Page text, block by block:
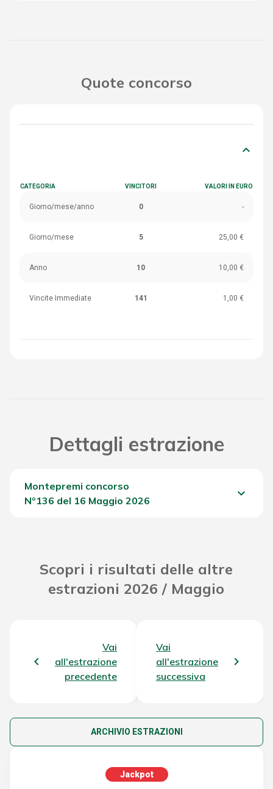
Quote concorso
keyboard_arrow_down
CATEGORIA VINCITORI VALORI IN EURO
Giorno/mese/anno 0 -
Giorno/mese 5 25,00 €
Anno 10 10,00 €
Vincite Immediate 141 1,00 €
Dettagli estrazione
Montepremi concorso
Nº136 del 16 Maggio 2026
keyboard_arrow_down
Scopri i risultati delle altre
estrazioni 2026 / Maggio
Vai
all'estrazione
precedente
Vai
all'estrazione
successiva
ARCHIVIO ESTRAZIONI
Jackpot